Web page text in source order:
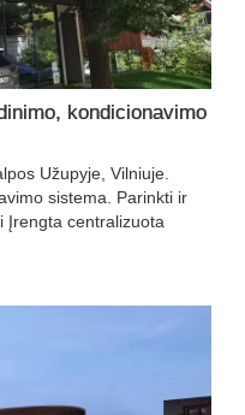
kondicionavimo
Užupyje, Vilniuje.
sistema. Parinkti ir
Įrengta centralizuota